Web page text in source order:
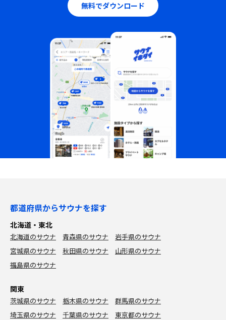
無料でダウンロード
都道府県からサウナを探す
北海道・東北
北海道のサウナ 青森県のサウナ
岩手県のサウナ
宮城県のサウナ
秋田県のサウナ
山形県のサウナ
福島県のサウナ
関東
茨城県のサウナ 栃木県のサウナ
群馬県のサウナ
埼玉県のサウナ
千葉県のサウナ
東京都のサウナ